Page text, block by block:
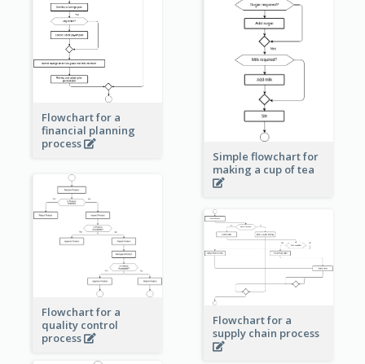
Simple flowchart for
making a cup of tea
Flowchart for a
financial planning
process
Flowchart for a
quality control
process
Flowchart for a
supply chain process